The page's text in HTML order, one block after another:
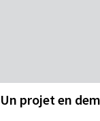
Un projet en